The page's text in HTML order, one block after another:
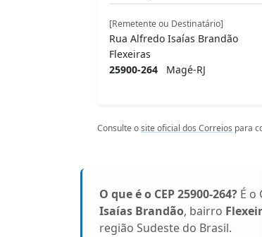
[Remetente ou Destinatário]
Rua Alfredo Isaías Brandão
Flexeiras
25900-264 Magé-RJ
Consulte osite oficial dos Correios para
O que é o CEP 25900-264? É o
Isaías Brandão, bairro
região Sudeste do Brasil.